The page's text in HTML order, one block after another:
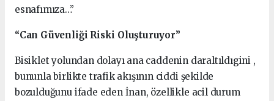
esnafımıza…”
“Can Güvenliği Riski Oluşturuyor”
Bisiklet yolundan dolayı ana caddenin daraltıldıgini ,
bununla birlikte trafik akışının ciddi şekilde
bozulduğunu ifade eden İnan, özellikle acil durum